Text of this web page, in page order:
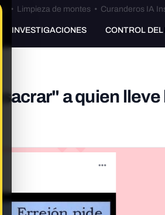
• Limpieza de montes• Curanderos IA
INVESTIGACIONES CONTROL DEL
a quien